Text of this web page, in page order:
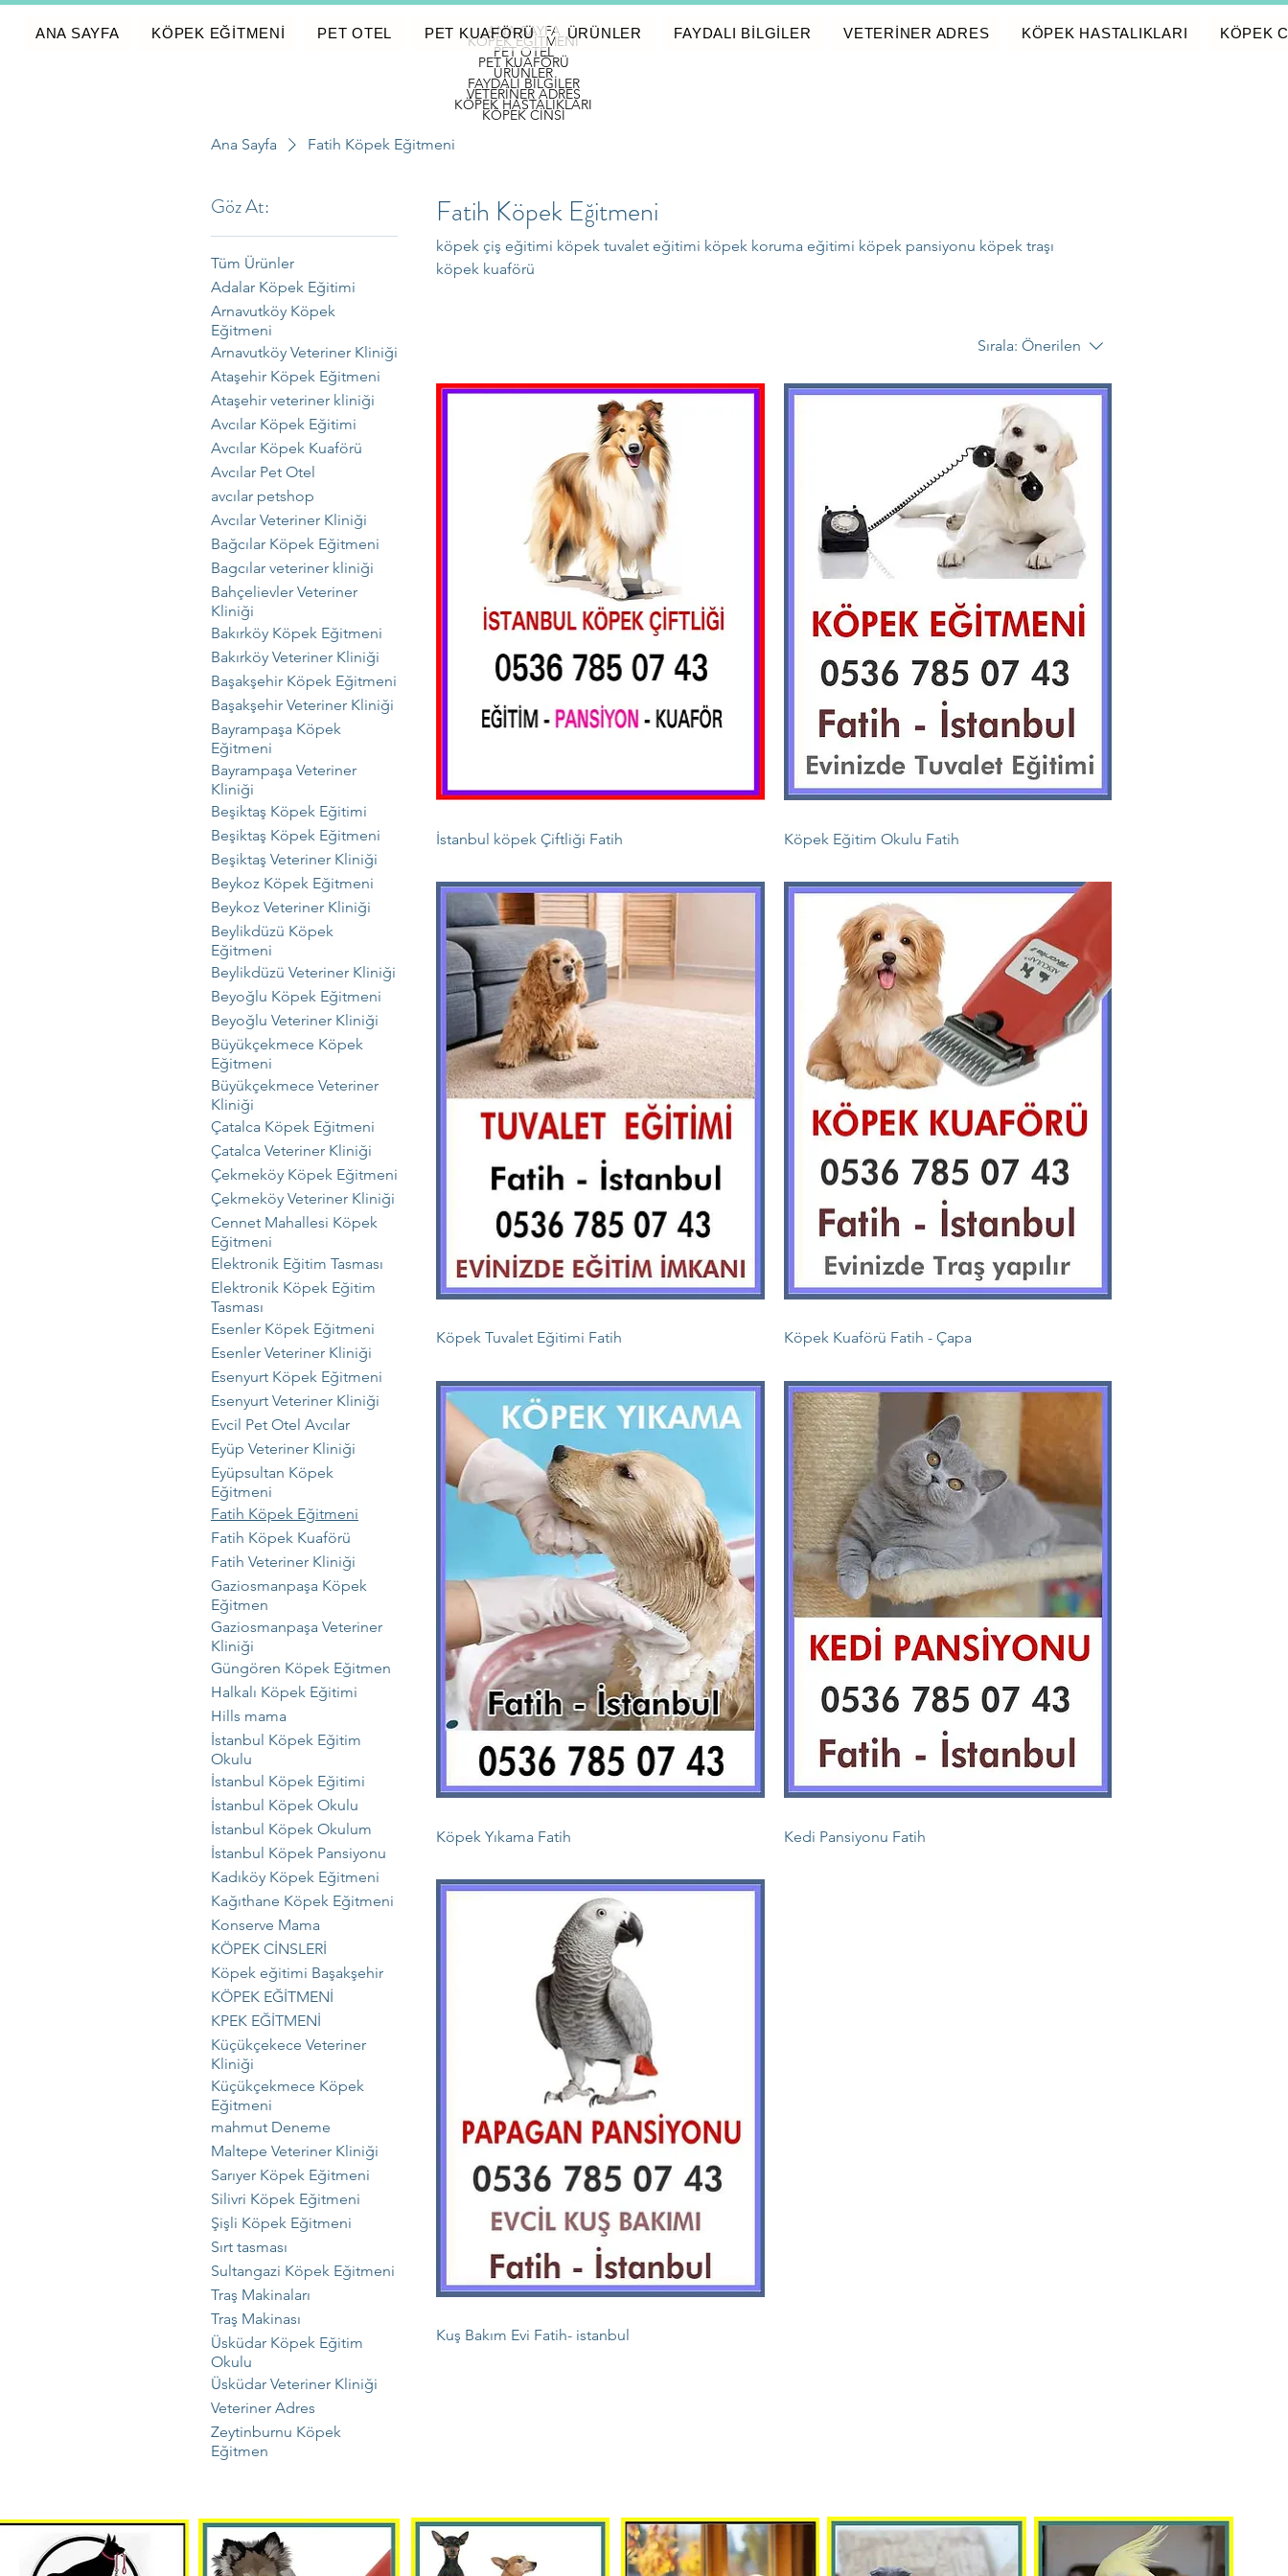
ANA SAYFA KÖPEK EĞİTMENİ PET OTEL PET KUAFÖRÜ ÜRÜNLER FAYDALI BİLGİLER VETERİNER ADRES KÖPEK HASTALIKLARI KÖPEK
ANA SAYFA
KÖPEK EĞİTMENİ
PET OTEL
PET KUAFÖRÜ
ÜRÜNLER
FAYDALI BİLGİLER
VETERİNER ADRES
KÖPEK HASTALIKLARI
KÖPEK CİNSİ
Ana Sayfa Fatih Köpek Eğitmeni
Göz At:
Tüm Ürünler
Adalar Köpek Eğitimi
Arnavutköy Köpek
Eğitmeni
Arnavutköy Veteriner Kliniği
Ataşehir Köpek Eğitmeni
Ataşehir veteriner kliniği
Avcılar Köpek Eğitimi
Avcılar Köpek Kuaförü
Avcılar Pet Otel
avcılar petshop
Avcılar Veteriner Kliniği
Bağcılar Köpek Eğitmeni
Bagcılar veteriner kliniği
Bahçelievler Veteriner
Kliniği
Bakırköy Köpek Eğitmeni
Bakırköy Veteriner Kliniği
Başakşehir Köpek Eğitmeni
Başakşehir Veteriner Kliniği
Bayrampaşa Köpek
Eğitmeni
Bayrampaşa Veteriner
Kliniği
Beşiktaş Köpek Eğitimi
Beşiktaş Köpek Eğitmeni
Beşiktaş Veteriner Kliniği
Beykoz Köpek Eğitmeni
Beykoz Veteriner Kliniği
Beylikdüzü Köpek
Eğitmeni
Beylikdüzü Veteriner Kliniği
Beyoğlu Köpek Eğitmeni
Beyoğlu Veteriner Kliniği
Büyükçekmece Köpek
Eğitmeni
Büyükçekmece Veteriner
Kliniği
Çatalca Köpek Eğitmeni
Çatalca Veteriner Kliniği
Çekmeköy Köpek Eğitmeni
Çekmeköy Veteriner Kliniği
Cennet Mahallesi Köpek
Eğitmeni
Elektronik Eğitim Tasması
Elektronik Köpek Eğitim
Tasması
Esenler Köpek Eğitmeni
Esenler Veteriner Kliniği
Esenyurt Köpek Eğitmeni
Esenyurt Veteriner Kliniği
Evcil Pet Otel Avcılar
Eyüp Veteriner Kliniği
Eyüpsultan Köpek
Eğitmeni
Fatih Köpek Eğitmeni
Fatih Köpek Kuaförü
Fatih Veteriner Kliniği
Gaziosmanpaşa Köpek
Eğitmen
Gaziosmanpaşa Veteriner
Kliniği
Güngören Köpek Eğitmen
Halkalı Köpek Eğitimi
Hills mama
İstanbul Köpek Eğitim
Okulu
İstanbul Köpek Eğitimi
İstanbul Köpek Okulu
İstanbul Köpek Okulum
İstanbul Köpek Pansiyonu
Kadıköy Köpek Eğitmeni
Kağıthane Köpek Eğitmeni
Konserve Mama
KÖPEK CİNSLERİ
Köpek eğitimi Başakşehir
KÖPEK EĞİTMENİ
KPEK EĞİTMENİ
Küçükçekece Veteriner
Kliniği
Küçükçekmece Köpek
Eğitmeni
mahmut Deneme
Maltepe Veteriner Kliniği
Sarıyer Köpek Eğitmeni
Silivri Köpek Eğitmeni
Şişli Köpek Eğitmeni
Sırt tasması
Sultangazi Köpek Eğitmeni
Traş Makinaları
Traş Makinası
Üsküdar Köpek Eğitim
Okulu
Üsküdar Veteriner Kliniği
Veteriner Adres
Zeytinburnu Köpek
Eğitmen
Fatih Köpek Eğitmeni
köpek çiş eğitimi köpek tuvalet eğitimi köpek koruma eğitimi köpek pansiyonu köpek traşı
köpek kuaförü
Sırala: Önerilen
İstanbul köpek Çiftliği Fatih Köpek Eğitim Okulu Fatih
Köpek Tuvalet Eğitimi Fatih Köpek Kuaförü Fatih - Çapa
Köpek Yıkama Fatih Kedi Pansiyonu Fatih
Kuş Bakım Evi Fatih- istanbul